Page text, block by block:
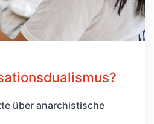
über anarchistische